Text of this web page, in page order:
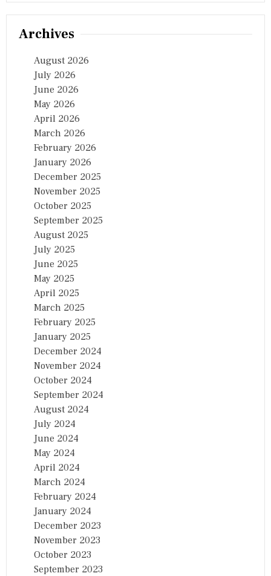
Archives
August 2026
July 2026
June 2026
May 2026
April 2026
March 2026
February 2026
January 2026
December 2025
November 2025
October 2025
September 2025
August 2025
July 2025
June 2025
May 2025
April 2025
March 2025
February 2025
January 2025
December 2024
November 2024
October 2024
September 2024
August 2024
July 2024
June 2024
May 2024
April 2024
March 2024
February 2024
January 2024
December 2023
November 2023
October 2023
September 2023